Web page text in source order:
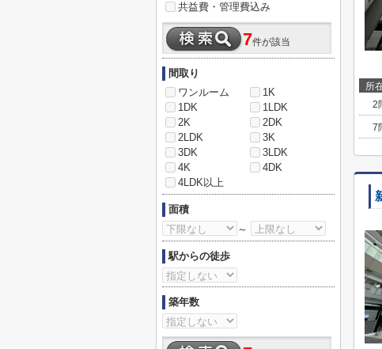
所
2
7
共益費・管理費込み
7件が該当
間取り
ワンルーム
1K
1DK
1LDK
2K
2DK
2LDK
3K
3DK
3LDK
4K
4DK
4LDK以上
面積
～
駅からの徒歩
築年数